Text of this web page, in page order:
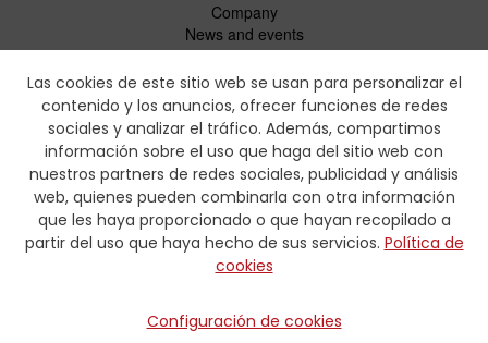
Las cookies de este sitio web se usan para personalizar el
contenido y los anuncios, ofrecer funciones de redes
sociales y analizar el tráfico. Además, compartimos
información sobre el uso que haga del sitio web con
nuestros partners de redes sociales, publicidad y análisis
web, quienes pueden combinarla con otra información
que les haya proporcionado o que hayan recopilado a
partir del uso que haya hecho de sus servicios. Política de
cookies
Configuración de cookies
Company
News and events
Services
Code of Conduct
Social responsability
CbC Report
Downloads
Price lists and leaflets
Certificates
Crimping charts
Hydraulic Forms
Contact